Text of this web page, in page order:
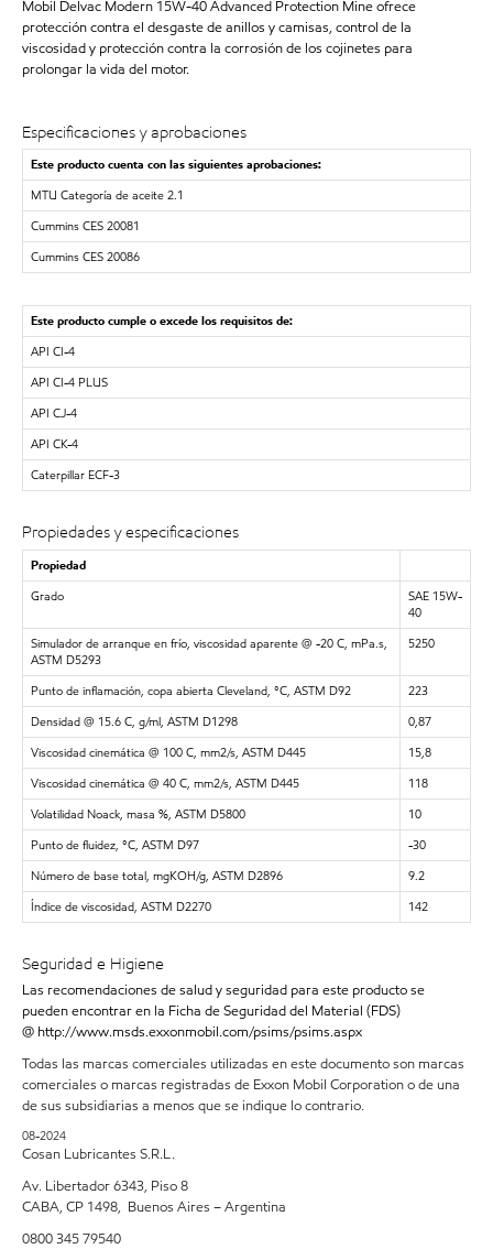
Mobil Delvac Modern 15W-40 Advanced Protection Mine ofrece
protección contra el desgaste de anillos y camisas, control de la
viscosidad y protección contra la corrosión de los cojinetes para
prolongar la vida del motor.
Especificaciones y aprobaciones
Este producto cuenta con las siguientes aprobaciones:
MTU Categoría de aceite 2.1
Cummins CES 20081
Cummins CES 20086
Este producto cumple o excede los requisitos de:
API CI-4
API CI-4 PLUS
API CJ-4
API CK-4
Caterpillar ECF-3
Propiedades y especificaciones
Propiedad
Grado
SAE 15W-
40
Simulador de arranque en frío, viscosidad aparente @ -20 C, mPa.s,
ASTM D5293
5250
Punto de inflamación, copa abierta Cleveland, °C, ASTM D92
223
Densidad @ 15.6 C, g/ml, ASTM D1298
0,87
Viscosidad cinemática @ 100 C, mm2/s, ASTM D445
15,8
Viscosidad cinemática @ 40 C, mm2/s, ASTM D445
118
Volatilidad Noack, masa %, ASTM D5800
10
Punto de fluidez, °C, ASTM D97
-30
Número de base total, mgKOH/g, ASTM D2896
9.2
Índice de viscosidad, ASTM D2270
142
Seguridad e Higiene
Las recomendaciones de salud y seguridad para este producto se
pueden encontrar en la Ficha de Seguridad del Material (FDS)
@ http://www.msds.exxonmobil.com/psims/psims.aspx
Todas las marcas comerciales utilizadas en este documento son marcas
comerciales o marcas registradas de Exxon Mobil Corporation o de una
de sus subsidiarias a menos que se indique lo contrario.
08-2024
Cosan Lubricantes S.R.L.
Av. Libertador 6343, Piso 8
CABA, CP 1498, Buenos Aires – Argentina
0800 345 79540